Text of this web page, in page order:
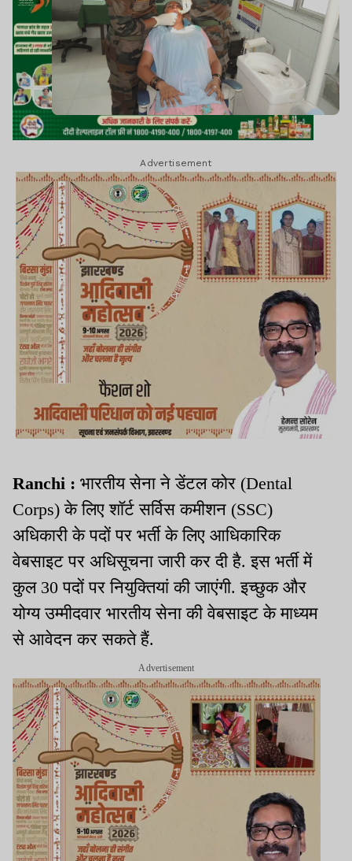
Advertisement
Ranchi : भारतीय सेना ने डेंटल कोर (Dental
Corps) के लिए शॉर्ट सर्विस कमीशन (SSC)
अधिकारी के पदों पर भर्ती के लिए आधिकारिक
वेबसाइट पर अधिसूचना जारी कर दी है. इस भर्ती में
कुल 30 पदों पर नियुक्तियां की जाएंगी. इच्छुक और
योग्य उम्मीदवार भारतीय सेना की वेबसाइट के माध्यम
से आवेदन कर सकते हैं.
Advertisement